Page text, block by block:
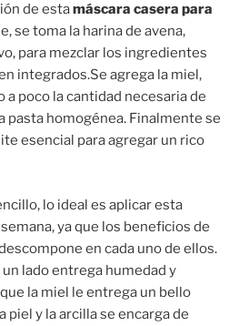
de estamáscara casera para
se toma la harina de avena,
para mezclar los ingredientes
integrados.Se agrega la miel,
a poco la cantidad necesaria de
pasta homogénea. Finalmente se
esencial para agregar un rico
lo ideal es aplicar esta
ya que los beneficios de
en cada uno de ellos.
lado entrega humedad y
la miel le entrega un bello
piel y la arcilla se encarga de